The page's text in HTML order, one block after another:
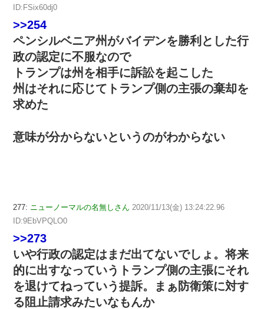
ID:FSix60dj0
>>254
ペンシルベニア州がバイデンを勝利とした行
政の認定に不服なので
トランプは州を相手に訴訟を起こした
州はそれに応じてトランプ側の主張の棄却を
求めた
意味が分からないというのがわからない
277: ニューノーマルの名無しさん 2020/11/13(金) 13:24:22.96
ID:9EbVPQLO0
>>273
いや行政の認定はまだ出てないでしょ。将来
的に出すなっていうトランプ側の主張にそれ
を退けてねっていう提訴。まぁ防衛策に対す
る阻止請求みたいなもんか